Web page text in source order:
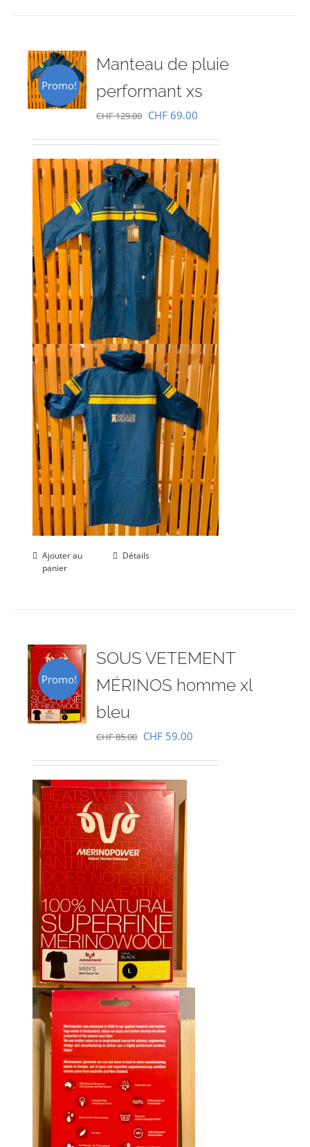
Promo!
Manteau de pluie
performant xs
CHF129.00 Le
initial
était :
CHF 129.00.
CHF 69.00
actuel
est :
CHF 69.00.
Ajouter au
panier
Détails
Promo!
SOUS VETEMENT
MÉRINOS homme xl
bleu
CHF85.00 Le
initial
était :
CHF 85.00.
CHF 59.00